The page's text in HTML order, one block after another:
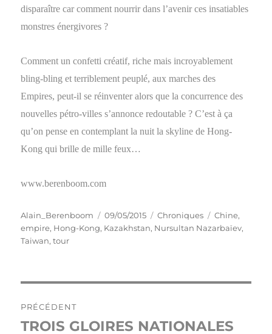
disparaître car comment nourrir dans l’avenir ces insatiables
monstres énergivores ?
Comment un confetti créatif, riche mais incroyablement
bling-bling et terriblement peuplé, aux marches des
Empires, peut-il se réinventer alors que la concurrence des
nouvelles pétro-villes s’annonce redoutable ? C’est à ça
qu’on pense en contemplant la nuit la skyline de Hong-
Kong qui brille de mille feux…
www.berenboom.com
Auteur
Alain_Berenboom
Publié
le
09/05/2015 Catégories
Chroniques Étiquettes
Chine,
empire, Hong-Kong, Kazakhstan, Nursultan Nazarbaïev,
Taiwan,tour
de
PRÉCÉDENT
Publication
TROIS GLOIRES NATIONALES